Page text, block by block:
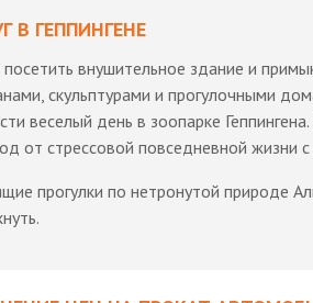
В ГЕППИНГЕНЕ
посетить внушительное здание и
скульптурами и прогулочными
веселый день в зоопарке
от стрессовой повседневной
прогулки по нетронутой природе